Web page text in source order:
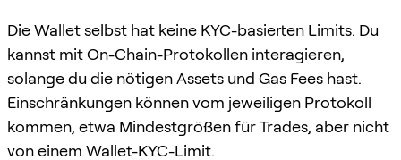
Die Wallet selbst hat keine KYC-basierten Limits. Du
kannst mit On-Chain-Protokollen interagieren,
solange du die nötigen Assets und Gas Fees hast.
Einschränkungen können vom jeweiligen Protokoll
kommen, etwa Mindestgrößen für Trades, aber nicht
von einem Wallet-KYC-Limit.